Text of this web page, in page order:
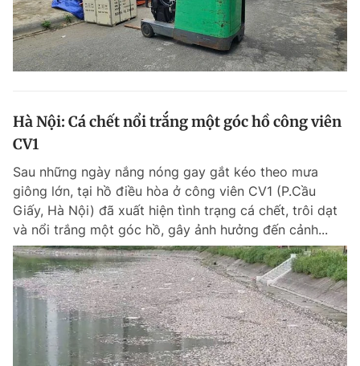
Hà Nội: Cá chết nổi trắng một góc hồ công viên
CV1
Sau những ngày nắng nóng gay gắt kéo theo mưa
giông lớn, tại hồ điều hòa ở công viên CV1 (P.Cầu
Giấy, Hà Nội) đã xuất hiện tình trạng cá chết, trôi dạt
và nổi trắng một góc hồ, gây ảnh hưởng đến cảnh...